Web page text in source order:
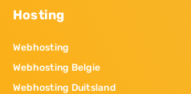
Hosting
Webhosting
Webhosting Belgie
Webhosting Duitsland